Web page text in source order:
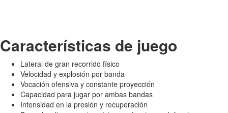
Características de juego
Lateral de gran recorrido físico
Velocidad y explosión por banda
Vocación ofensiva y constante proyección
Capacidad para jugar por ambas bandas
Intensidad en la presión y recuperación